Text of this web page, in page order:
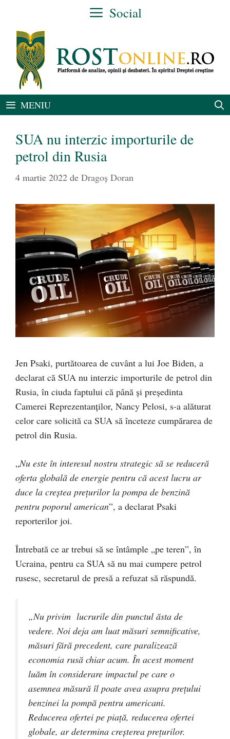
conținut
Social
MENIU
SUA nu interzic importurile de
petrol din Rusia
4 martie 2022 de Dragoș Doran
Jen Psaki, purtătoarea de cuvânt a lui Joe Biden, a
declarat că SUA nu interzic importurile de petrol din
Rusia, în ciuda faptului că până și președinta
Camerei Reprezentanților, Nancy Pelosi, s-a alăturat
celor care solicită ca SUA să înceteze cumpărarea de
petrol din Rusia.
„Nu este în interesul nostru strategic să se reduceră
oferta globală de energie pentru că acest lucru ar
duce la creștea prețurilor la pompa de benzină
pentru poporul american”, a declarat Psaki
reporterilor joi.
Întrebată ce ar trebui să se întâmple „pe teren”, în
Ucraina, pentru ca SUA să nu mai cumpere petrol
rusesc, secretarul de presă a refuzat să răspundă.
„Nu privim lucrurile din punctul ăsta de
vedere. Noi deja am luat măsuri semnificative,
măsuri fără precedent, care paralizează
economia rusă chiar acum. În acest moment
luăm în considerare impactul pe care o
asemnea măsură îl poate avea asupra prețului
benzinei la pompă pentru americani.
Reducerea ofertei pe piață, reducerea ofertei
globale, ar determina creșterea prețurilor.